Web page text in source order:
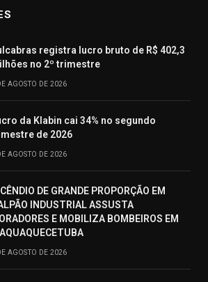
registra lucro bruto de R$ 402,3
no 2º trimestre
AGOSTO DE 2026
da Klabin cai 34% no segundo
de 2026
AGOSTO DE 2026
DE GRANDE PROPORÇÃO EM
INDUSTRIAL ASSUSTA
E MOBILIZA BOMBEIROS EM
AGOSTO DE 2026